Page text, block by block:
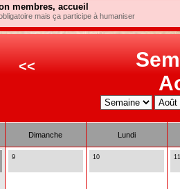
membres, accueil
mais ça participe à humaniser
<<
Dimanche Lundi
9 10 11